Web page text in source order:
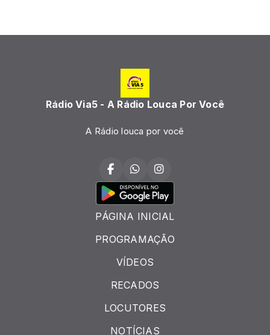
Rádio Via5 - A Rádio Louca Por Você
A Rádio louca por você
PÁGINA INICIAL
PROGRAMAÇÃO
VÍDEOS
RECADOS
LOCUTORES
NOTÍCIAS